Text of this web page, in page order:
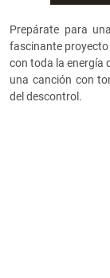
Prepárate para
fascinante proyecto
con toda la energía
una canción con
del descontrol.